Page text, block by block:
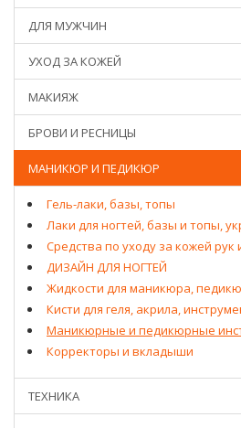
ДЛЯ МУЖЧИН
УХОД ЗА КОЖЕЙ
МАКИЯЖ
БРОВИ И РЕСНИЦЫ
МАНИКЮР И ПЕДИКЮР
Гель-лаки, базы, топы
Лаки для ногтей, базы и топы,
Средства по уходу за кожей рук
ДИЗАЙН ДЛЯ НОГТЕЙ
Жидкости для маникюра,
Кисти для геля, акрила,
Маникюрные и педикюрные
Корректоры и вкладыши
ТЕХНИКА